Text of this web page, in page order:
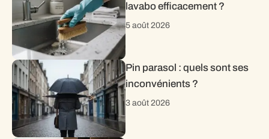
lavabo efficacement ?
5 août 2026
Pin parasol : quels sont ses
inconvénients ?
3 août 2026